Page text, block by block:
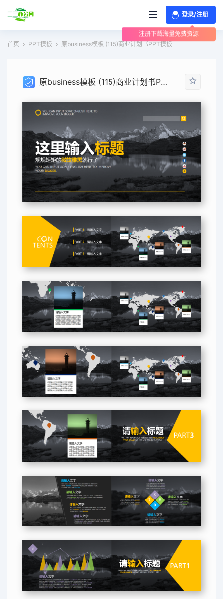
登录/注册
注册下载海量免费资源
首页
PPT模板 原business模板 (115)商业计划书PPT模板
原business模板 (115)商业计划书PPT模板